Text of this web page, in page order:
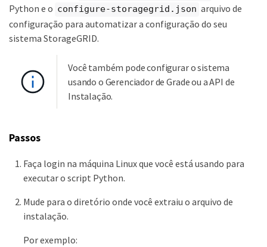
Python e o configure-storagegrid.json arquivo de
configuração para automatizar a configuração do seu
sistema StorageGRID.
Você também pode configurar o sistema
usando o Gerenciador de Grade ou a API de
Instalação.
Passos
Faça login na máquina Linux que você está usando para
executar o script Python.
Mude para o diretório onde você extraiu o arquivo de
instalação.
Por exemplo: